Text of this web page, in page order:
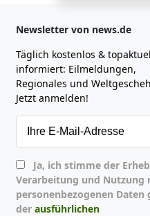
Newsletter von news.de
Täglich kostenlos &
informiert: Eilmeldungen,
Regionales und
Jetzt anmelden!
Verarbeitung und Nutzung
personenbezogenen Daten
der ausführlichen